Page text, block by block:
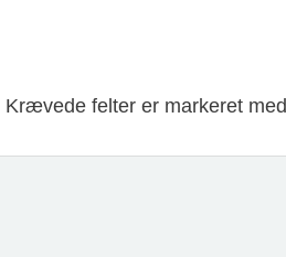
Krævede felter er markeret med